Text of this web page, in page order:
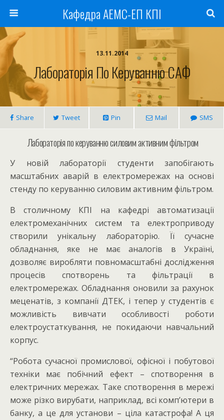
Кафедра АЕМС-ЕП КПІ
13.11.2014
Лабораторія По Керуванню САФ
Share Tweet Pin Mail SMS
Лабораторія по керуванню силовим активним фільтром
У новій лабораторії студенти запобігають
масштабних аварій в електромережах на основі
стенду по керуванню силовим активним фільтром.
В столичному КПІ на кафедрі автоматизації
електромеханічних систем та електроприводу
створили унікальну лабораторію. Її сучасне
обладнання, яке не має аналогів в Україні,
дозволяє виробляти повномасштабні дослідження
процесів спотворень та фільтрації в
електромережах. Обладнання оновили за рахунок
меценатів, з компанії ДТЕК, і тепер у студентів є
можливість вивчати особливості роботи
електроустаткування, не покидаючи навчальний
корпус.
“Робота сучасної промислової, офісної і побутової
техніки має побічний ефект – спотворення в
електричних мережах. Таке спотворення в мережі
може різко вирубати, наприклад, всі комп’ютери в
банку, а це для установи – ціла катастрофа! А ця